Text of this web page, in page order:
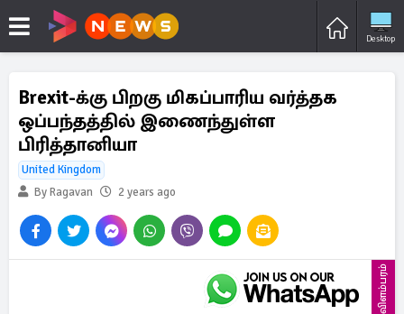
Desktop
Brexit-க்கு பிறகு மிகப்பாரிய வர்த்தக
ஒப்பந்தத்தில் இணைந்துள்ள
பிரித்தானியா
United Kingdom
By Ragavan
2 years ago
விளம்பரம்